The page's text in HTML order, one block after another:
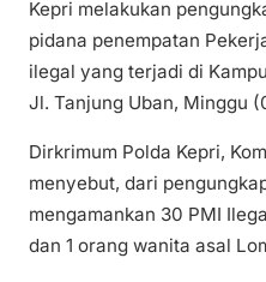
Kepri melakukan
pidana penempatan
ilegal yang terjadi di
Jl. Tanjung Uban, Minggu
Dirkrimum Polda Kepri,
menyebut, dari
mengamankan 30 PMI
dan 1 orang wanita asal